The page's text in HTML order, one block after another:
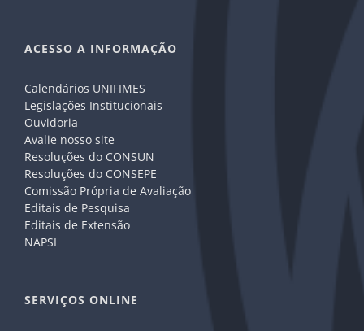
ACESSO A INFORMAÇÃO
Calendários UNIFIMES
Legislações Institucionais
Ouvidoria
Avalie nosso site
Resoluções do CONSUN
Resoluções do CONSEPE
Comissão Própria de Avaliação
Editais de Pesquisa
Editais de Extensão
NAPSI
SERVIÇOS ONLINE